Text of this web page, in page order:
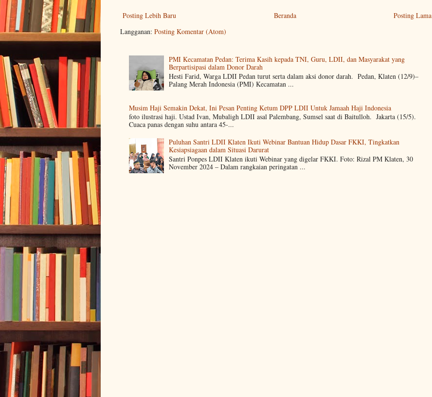
Posting Lebih Baru Posting Lama
Beranda
Langganan: Posting Komentar (Atom)
PMI Kecamatan Pedan: Terima Kasih kepada TNI, Guru, LDII, dan Masyarakat yang
Berpartisipasi dalam Donor Darah
Hesti Farid, Warga LDII Pedan turut serta dalam aksi donor darah. Pedan, Klaten (12/9)–
Palang Merah Indonesia (PMI) Kecamatan ...
Musim Haji Semakin Dekat, Ini Pesan Penting Ketum DPP LDII Untuk Jamaah Haji Indonesia
foto ilustrasi haji. Ustad Ivan, Mubaligh LDII asal Palembang, Sumsel saat di Baitulloh. Jakarta (15/5).
Cuaca panas dengan suhu antara 45-...
Puluhan Santri LDII Klaten Ikuti Webinar Bantuan Hidup Dasar FKKI, Tingkatkan
Kesiapsiagaan dalam Situasi Darurat
Santri Ponpes LDII Klaten ikuti Webinar yang digelar FKKI. Foto: Rizal PM Klaten, 30
November 2024 – Dalam rangkaian peringatan ...